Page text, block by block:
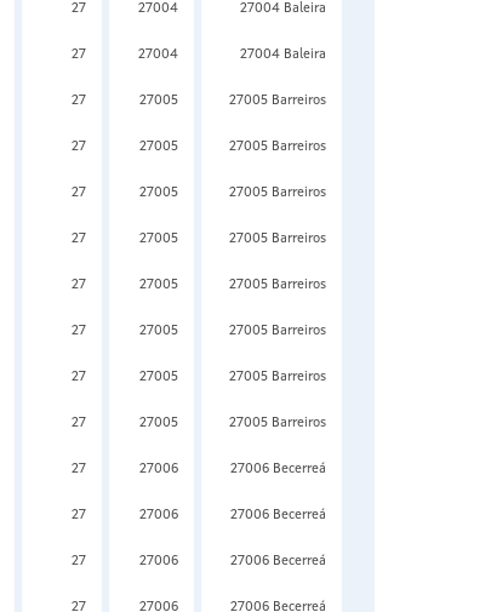
27 27004 27004 Baleira
27 27004 27004 Baleira
27 27005 27005 Barreiros
27 27005 27005 Barreiros
27 27005 27005 Barreiros
27 27005 27005 Barreiros
27 27005 27005 Barreiros
27 27005 27005 Barreiros
27 27005 27005 Barreiros
27 27005 27005 Barreiros
27 27006 27006 Becerreá
27 27006 27006 Becerreá
27 27006 27006 Becerreá
27 27006 27006 Becerreá